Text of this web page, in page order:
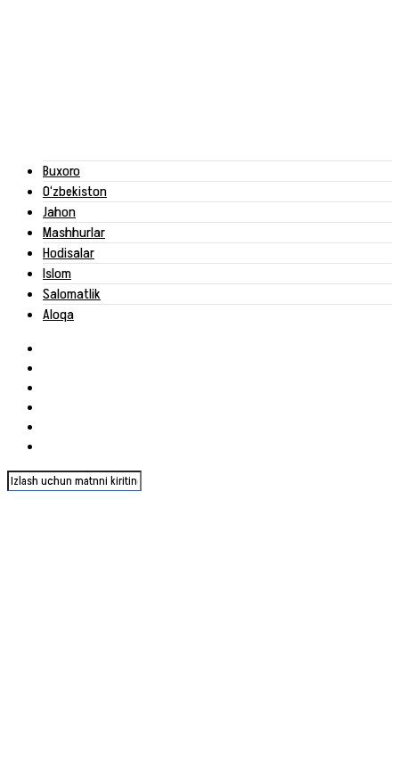
Buxoro
O‘zbekiston
Jahon
Mashhurlar
Hodisalar
Islom
Salomatlik
Aloqa